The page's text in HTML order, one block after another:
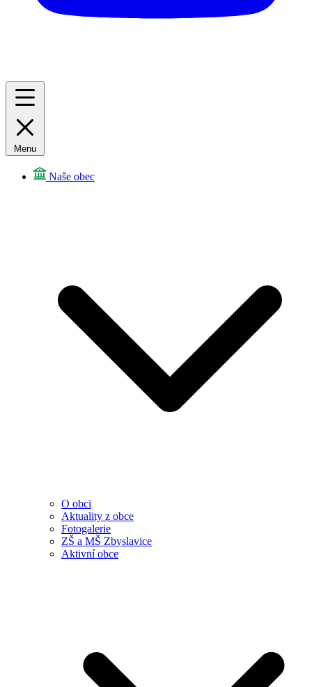
Menu
Naše obec
O obci
Aktuality z obce
Fotogalerie
ZŠ a MŠ Zbyslavice
Aktivní obce